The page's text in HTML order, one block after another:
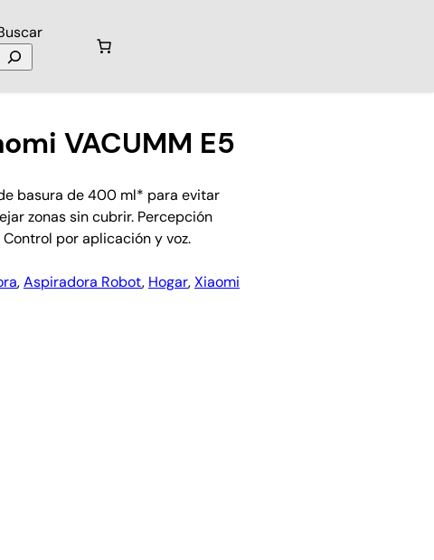
VACUMM E5
basura de 400 ml* para evitar
zonas sin cubrir. Percepción
por aplicación y voz.
, Aspiradora Robot, Hogar, Xiaomi